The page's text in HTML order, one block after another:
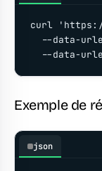
curl 'https://
--data-
--data-
Exemple de
json